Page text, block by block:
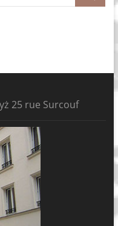
25 rue Surcouf